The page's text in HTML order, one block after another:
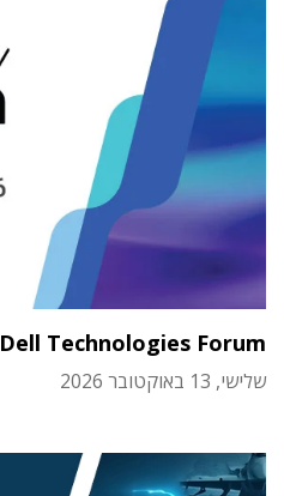
Dell Technologies Forum
שלישי, 13 באוקטובר 2026